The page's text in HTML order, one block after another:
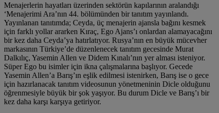
Menajerlerin hayatları üzerinden sektörün kapılarının aralandığı
‘Menajerimi Ara’nın 44. bölümünden bir tanıtım yayınlandı.
Yayınlanan tanıtımda; Ceyda, üç menajerin ajansla bağını kesmek
için farklı yollar ararken Kıraç, Ego Ajans’ı onlardan alamayacağını
bir kez daha Ceyda’ya hatırlatıyor. Rusya’nın en büyük mücevher
markasının Türkiye’de düzenlenecek tanıtım gecesinde Murat
Dalkılıç, Yasemin Allen ve Didem Kınalı’nın yer alması isteniyor.
Süper Ego bu isimler için ikna çalışmalarına başlıyor. Gecede
Yasemin Allen’a Barış’ın eşlik edilmesi istenirken, Barış ise o gece
için hazırlanacak tanıtım videosunun yönetmeninin Dicle olduğunu
öğrenmesiyle büyük bir şok yaşıyor. Bu durum Dicle ve Barış’ı bir
kez daha karşı karşıya getiriyor.